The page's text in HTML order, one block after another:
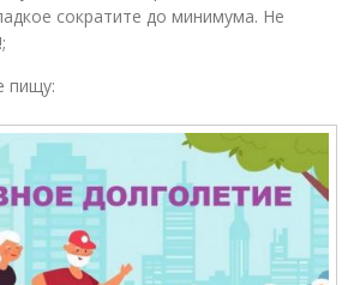
сократите до минимума. Не
пищу: